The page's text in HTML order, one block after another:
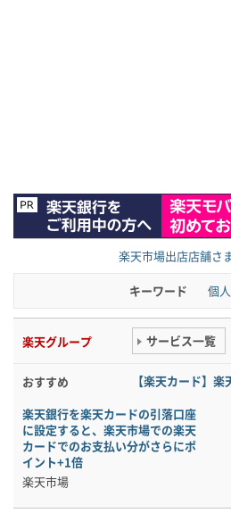
楽天市場出店店舗さ
キーワード 個
楽天グループ サービス一覧
おすすめ
【楽天カード】
楽天銀行を楽天カードの引落口座
に設定すると、楽天市場での楽天
カードでのお支払い分がさらにポ
イント+1倍
楽天市場